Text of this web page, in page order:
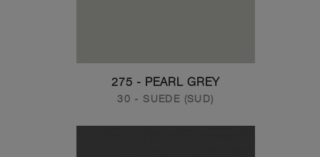
275 - PEARL GREY
30 - SUEDE (SUD)